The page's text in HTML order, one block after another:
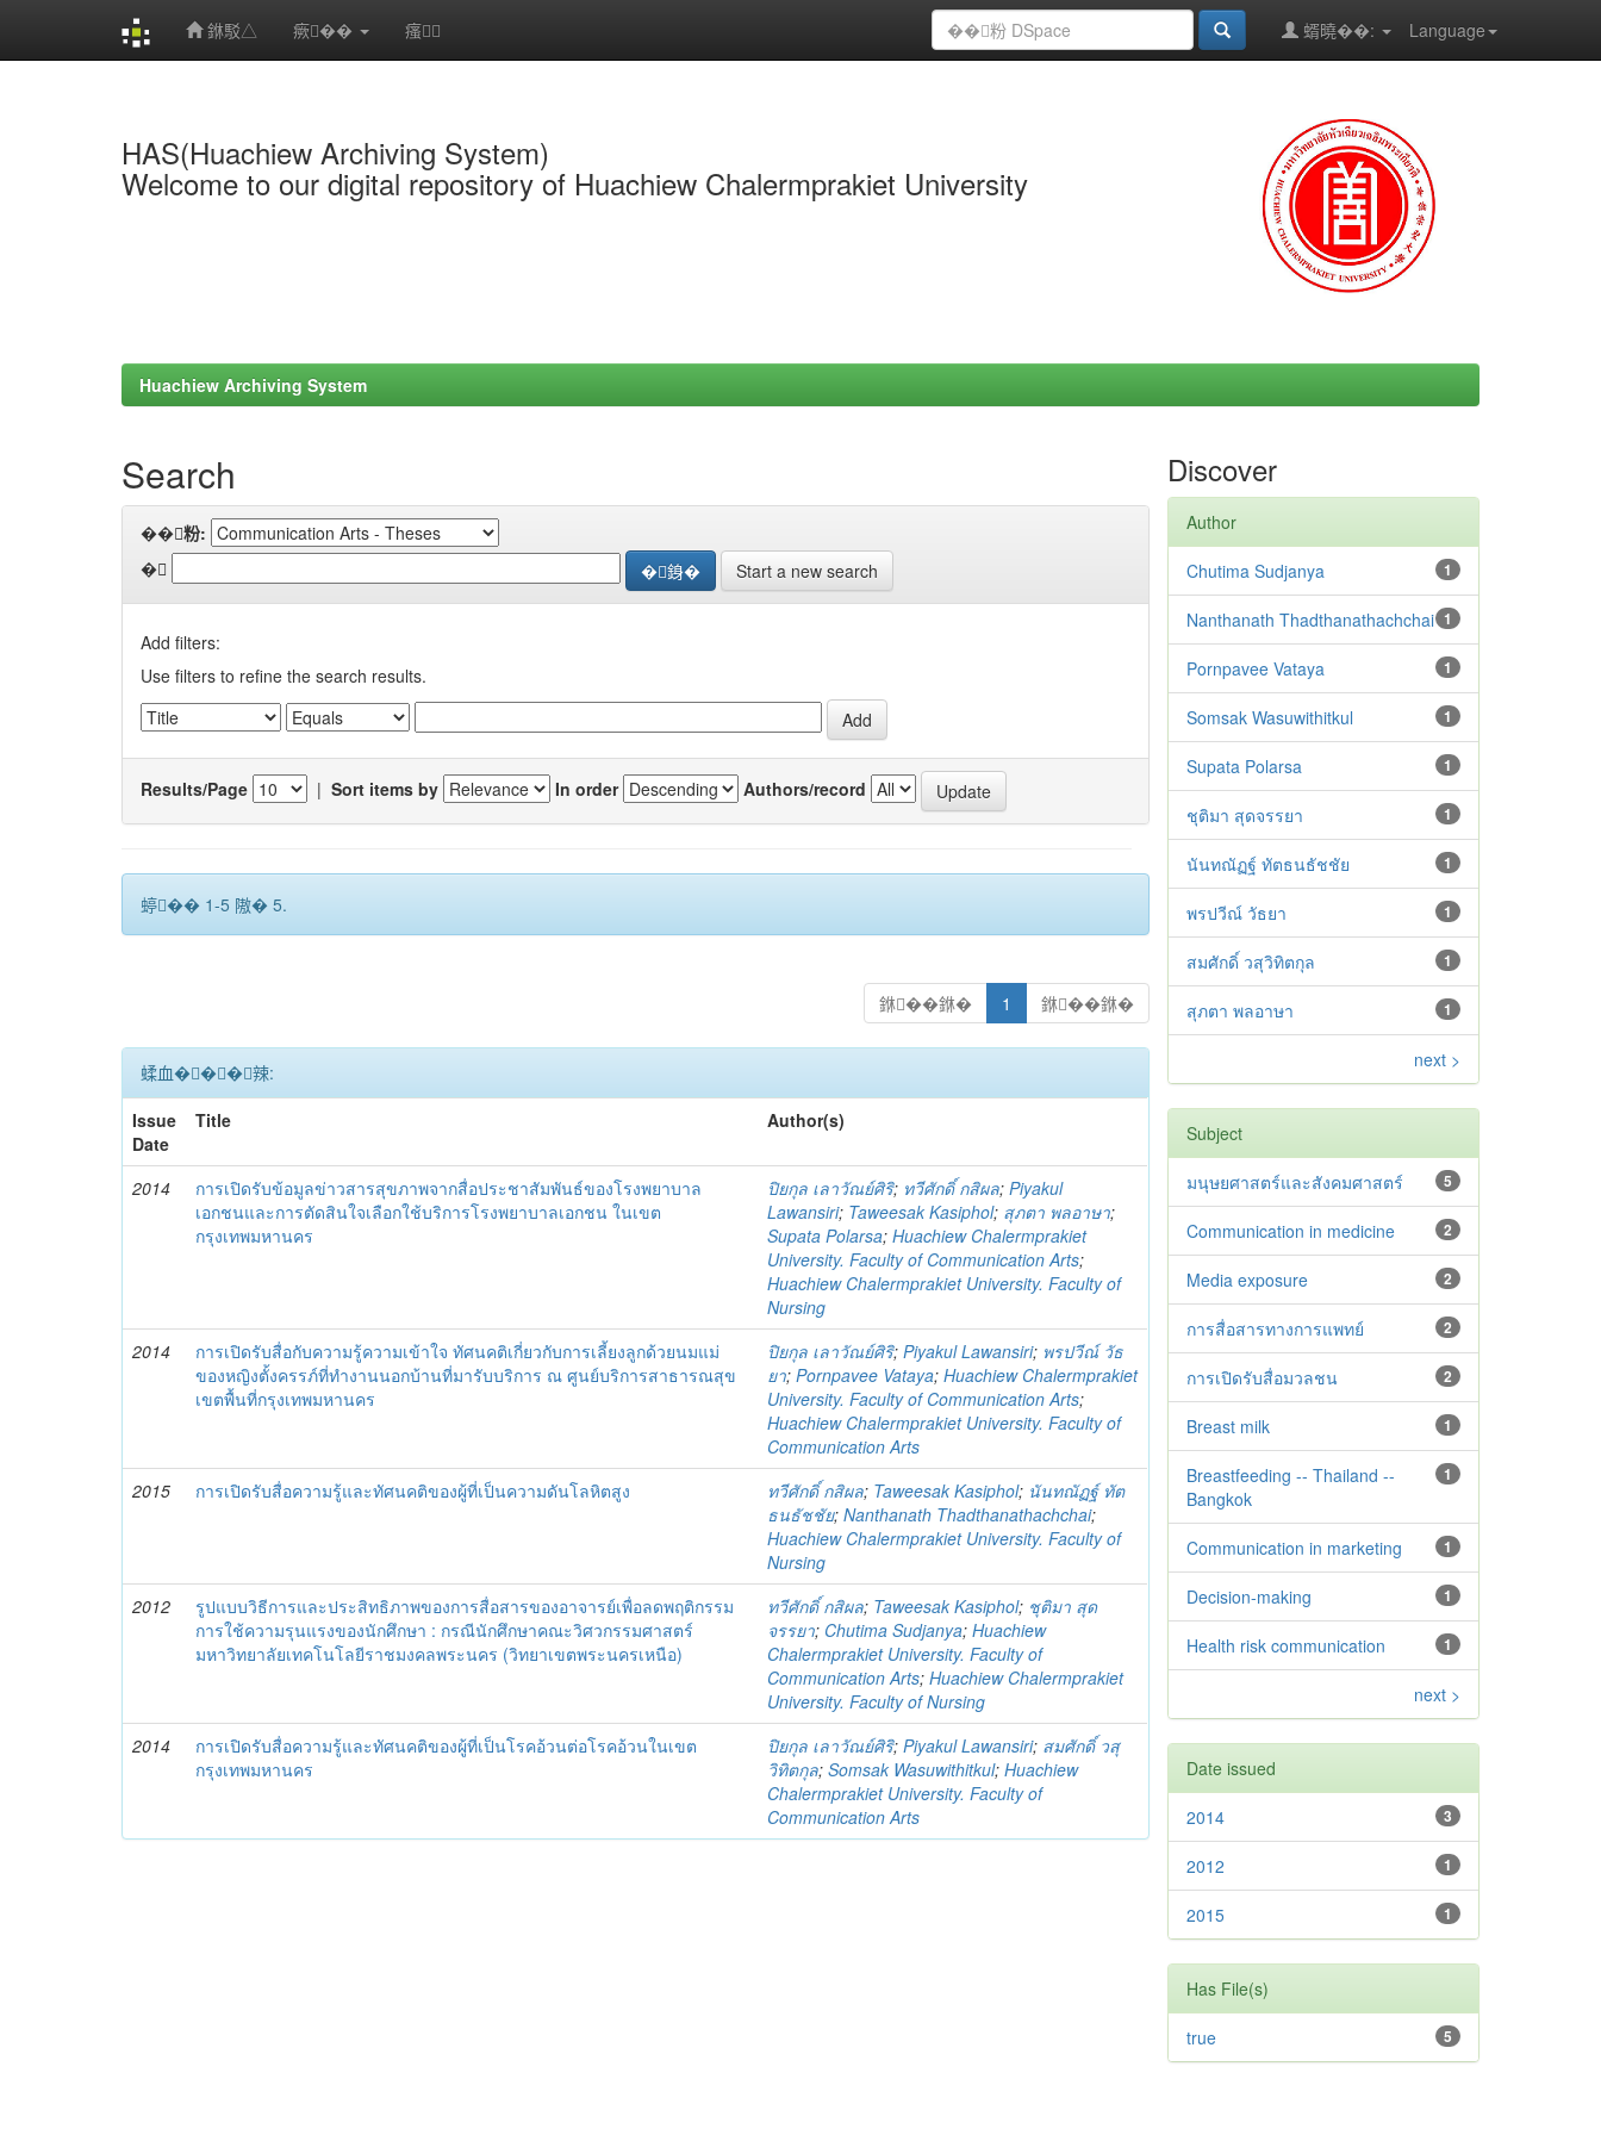
銝駁△ 瘚�� 瘙 Language
蝑曉��:
HAS(Huachiew Archiving System)
Welcome to our digital repository of Huachiew Chalermprakiet University
Huachiew Archiving System
Search
��粉:
�
Start a new search
Add filters:
Use filters to refine the search results.
Results/Page | Sort items by In order Authors/record
蝏�� 1-5 隞� 5.
銝��銝� 1 銝��銝�
蝚血���辣:
Issue
Date
Title Author(s)
2014
การเปิดรับข้อมูลข่าวสารสุขภาพจากสื่อประชาสัมพันธ์ของโรงพยาบาล
เอกชนและการตัดสินใจเลือกใช้บริการโรงพยาบาลเอกชน ในเขต
กรุงเทพมหานคร
ปิยกุล เลาวัณย์ศิริ; ทวีศักดิ์ กสิผล;Piyakul
Lawansiri; Taweesak Kasiphol; สุภตา พลอาษา;
Supata Polarsa;Huachiew Chalermprakiet
University. Faculty of Communication Arts;
Huachiew Chalermprakiet University. Faculty of
Nursing
2014
การเปิดรับสื่อกับความรู้ความเข้าใจ ทัศนคติเกี่ยวกับการเลี้ยงลูกด้วยนมแม่
ของหญิงตั้งครรภ์ที่ทำงานนอกบ้านที่มารับบริการ ณ ศูนย์บริการสาธารณสุข
เขตพื้นที่กรุงเทพมหานคร
ปิยกุล เลาวัณย์ศิริ;Piyakul Lawansiri; พรปวีณ์ วัธ
ยา;Pornpavee Vataya;Huachiew Chalermprakiet
University. Faculty of Communication Arts;
Huachiew Chalermprakiet University. Faculty of
Communication Arts
2015
การเปิดรับสื่อความรู้และทัศนคติของผู้ที่เป็นความดันโลหิตสูง ทวีศักดิ์ กสิผล; Taweesak Kasiphol; นันทณัฏฐ์ ทัต
ธนธัชชัย;Nanthanath Thadthanathachchai;
Huachiew Chalermprakiet University. Faculty of
Nursing
2012
รูปแบบวิธีการและประสิทธิภาพของการสื่อสารของอาจารย์เพื่อลดพฤติกรรม
การใช้ความรุนแรงของนักศึกษา : กรณีนักศึกษาคณะวิศวกรรมศาสตร์
มหาวิทยาลัยเทคโนโลยีราชมงคลพระนคร (วิทยาเขตพระนครเหนือ)
ทวีศักดิ์ กสิผล; Taweesak Kasiphol; ชุติมา สุด
จรรยา; Chutima Sudjanya;Huachiew
Chalermprakiet University. Faculty of
Communication Arts;Huachiew Chalermprakiet
University. Faculty of Nursing
2014
การเปิดรับสื่อความรู้และทัศนคติของผู้ที่เป็นโรคอ้วนต่อโรคอ้วนในเขต
กรุงเทพมหานคร
ปิยกุล เลาวัณย์ศิริ;Piyakul Lawansiri; สมศักดิ์ วสุ
วิทิตกุล;Somsak Wasuwithitkul;Huachiew
Chalermprakiet University. Faculty of
Communication Arts
Discover
Author
1
Chutima Sudjanya
1
Nanthanath Thadthanathachchai
1
Pornpavee Vataya
1
Somsak Wasuwithitkul
1
Supata Polarsa
1
ชุติมา สุดจรรยา
1
นันทณัฏฐ์ ทัตธนธัชชัย
1
พรปวีณ์ วัธยา
1
สมศักดิ์ วสุวิทิตกุล
1
สุภตา พลอาษา
next >
Subject
5
มนุษยศาสตร์และสังคมศาสตร์
2
Communication in medicine
2
Media exposure
2
การสื่อสารทางการแพทย์
2
การเปิดรับสื่อมวลชน
1
Breast milk
1
Breastfeeding -- Thailand --
Bangkok
1
Communication in marketing
1
Decision-making
1
Health risk communication
next >
Date issued
3
2014
1
2012
1
2015
Has File(s)
5
true